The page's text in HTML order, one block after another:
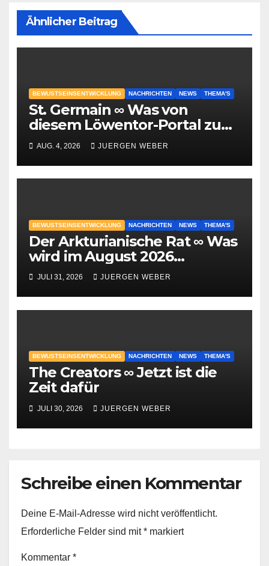
Ähnlicher Beitrag
BEWUSTSEINSENTWICKLUNG NACHRICHTEN NEWS THEMA'S
St. Germain ∞ Was von
diesem Löwentor-Portal zu
erwarten ist
AUG. 4, 2026 JUERGEN WEBER
BEWUSTSEINSENTWICKLUNG NACHRICHTEN NEWS THEMA'S
Der Arkturianische Rat ∞ Was
wird im August 2026
geschehen?
JULI 31, 2026 JUERGEN WEBER
BEWUSTSEINSENTWICKLUNG NACHRICHTEN NEWS THEMA'S
The Creators ∞ Jetzt ist die
Zeit dafür
JULI 30, 2026 JUERGEN WEBER
Schreibe einen Kommentar
Deine E-Mail-Adresse wird nicht veröffentlicht.
Erforderliche Felder sind mit* markiert
Kommentar *